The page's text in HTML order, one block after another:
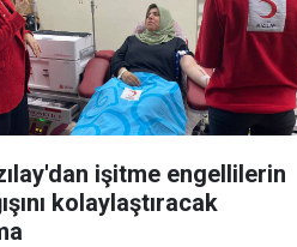
işitme engellilerin
kolaylaştıracak